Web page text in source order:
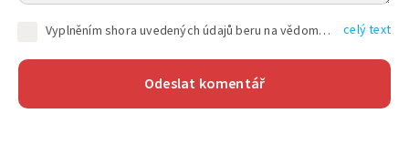
Vyplněním shora uvedených údajů beru na vědomí, že společnost TEXT FACTORY s.r.o., sídlem Brno, Durďákova 336/29, Černá Pole, PSČ: 613 00, IČ: 06157831, zapsané u Krajského soudu v Brně, oddíl C, vložka 100399, bude zpracovávat mé osobní údaje uvedené v rámci mnou vyplněného registračního formuláře na základě oprávněných zájmů TEXT FACTORY s.r.o. dle čl. 6 odst. 1 písm. f) GDPR a pro splnění právních povinností (čl. 6 odst. 1 písm. c) GDPR), a to pro tyto účely: nezbytnost zajistit oprávnění návštěvníka webových stránek provozovaných společností TEXT FACTORY s.r.o. přispívat aktivně ke zveřejněným článkům nebo v rámci diskusních fór a výkon práv TEXT FACTORY s.r.o. jako administrátora těchto diskusních fór. Více informací o zpracování osobních údajů a právech lze nalézt v celý text